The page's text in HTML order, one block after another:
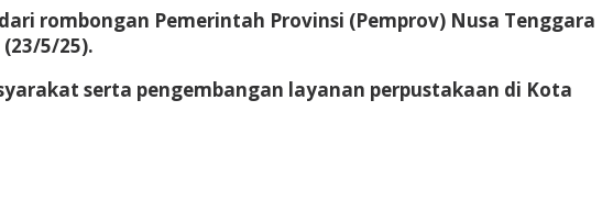
rombongan Pemerintah Provinsi (Pemprov) Nusa Tenggara
5/25).
serta pengembangan layanan perpustakaan di Kota